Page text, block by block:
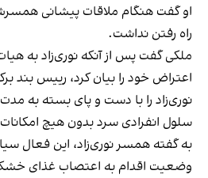
او گفت هنگام ملاقات پیشانی
راه رفتن نداشت.
ملکی گفت پس از آنکه نوری‌زاد به
اعتراض خود را بیان کرد، رییس بند
نوری‌زاد را با دست‌ و پای بسته به
سلول انفرادی سرد بدون هیچ
به گفته همسر نوری‌زاد، این فعال
وضعیت اقدام به اعتصاب غذای